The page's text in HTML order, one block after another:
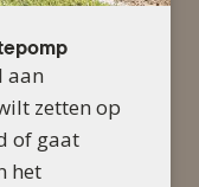
aan
zetten op
of gaat
het